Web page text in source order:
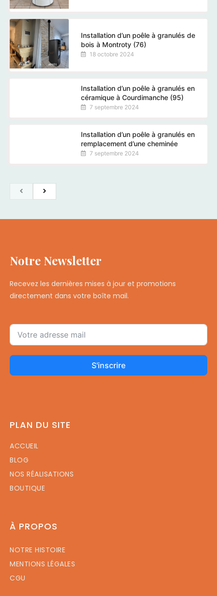
Installation d’un poêle à granulés de
bois à Montroty (76)
18 octobre 2024
Installation d’un poêle à granulés en
céramique à Courdimanche (95)
7 septembre 2024
Installation d’un poêle à granulés en
remplacement d’une cheminée
7 septembre 2024
Notre Newsletter
Recevez les dernières mises à jour et promotions
directement dans votre boîte mail.
S'inscrire
PLAN DU SITE
ACCUEIL
BLOG
NOS RÉALISATIONS
BOUTIQUE
À PROPOS
NOTRE HISTOIRE
MENTIONS LÉGALES
CGU